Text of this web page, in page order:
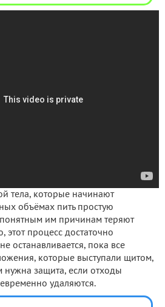
тела, которые начинают
объёмах пить простую
им причинам теряют
процесс достаточно
останавливается, пока все
которые выступали щитом,
нужна защита, если отходы
удаляются.